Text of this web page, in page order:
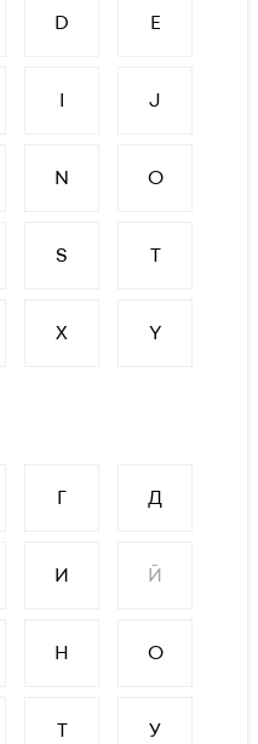
D E
I J
N O
S T
X Y
Г Д
И Й
Н О
Т У